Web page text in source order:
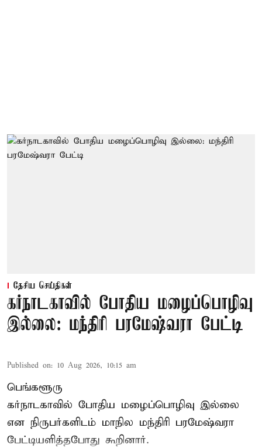
தேசிய செய்திகள்
கர்நாடகாவில் போதிய மழைப்பொழிவு
இல்லை: மந்திரி பரமேஷ்வரா பேட்டி
Published on: 10 Aug 2026, 10:15 am
பெங்களூரு
கர்நாடகாவில் போதிய மழைப்பொழிவு இல்லை
என நிருபர்களிடம் மாநில மந்திரி பரமேஷ்வரா
பேட்டியளித்தபோது கூறினார்.